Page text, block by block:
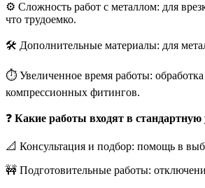
⚙️ Сложность работ с металлом: для
что трудоемко.
🛠️ Дополнительные материалы: для
⏱️ Увеличенное время работы: обработка
компрессионных фитингов.
❓ Какие работы входят в стандартную
📐 Консультация и подбор: помощь в
🚧 Подготовительные работы: